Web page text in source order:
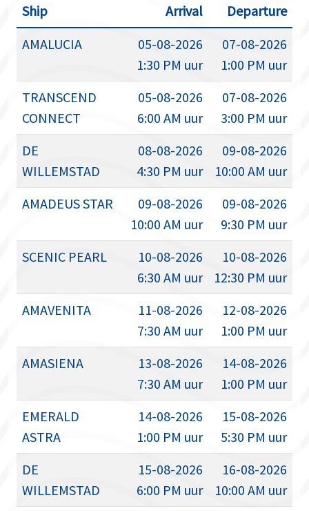
Ship Arrival
Departure
AMALUCIA
05-08-2026
1:30 PM uur
07-08-2026
1:00 PM uur
TRANSCEND
CONNECT
05-08-2026
6:00 AM uur
07-08-2026
3:00 PM uur
DE
WILLEMSTAD
08-08-2026
4:30 PM uur
09-08-2026
10:00 AM uur
AMADEUS STAR
09-08-2026
10:00 AM uur
09-08-2026
9:30 PM uur
SCENIC PEARL
10-08-2026
6:30 AM uur
10-08-2026
12:30 PM uur
AMAVENITA
11-08-2026
7:30 AM uur
12-08-2026
1:00 PM uur
AMASIENA
13-08-2026
7:30 AM uur
14-08-2026
1:00 PM uur
EMERALD
ASTRA
14-08-2026
1:00 PM uur
15-08-2026
5:30 PM uur
DE
WILLEMSTAD
15-08-2026
6:00 PM uur
16-08-2026
10:00 AM uur